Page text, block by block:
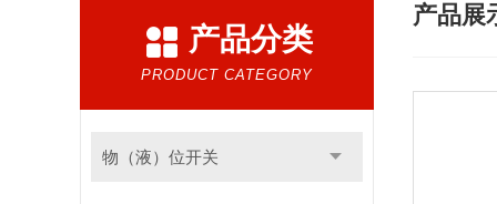
产品分类
PRODUCT CATEGORY
物（液）位开关
产品展